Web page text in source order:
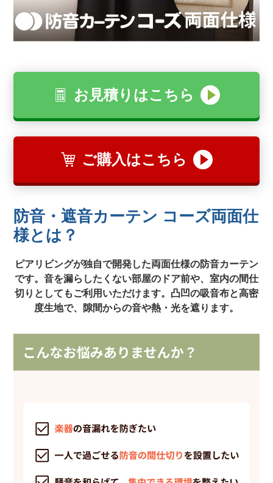
お見積りはこちら
ご購入はこちら
防音・遮音カーテン コーズ両面仕
様とは？
ピアリビングが独自で開発した両面仕様の防音カーテン
です。音を漏らしたくない部屋のドア前や、室内の間仕
切りとしてもご利用いただけます。凸凹の吸音布と高密
度生地で、隙間からの音や熱・光を遮ります。